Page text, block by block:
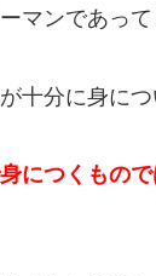
マンであっ
十分に身に
につくもの